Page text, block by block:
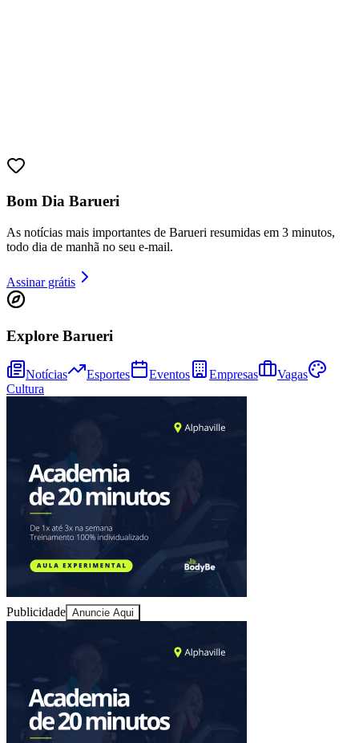
Fortaleza
Bom Dia Barueri
As notícias mais importantes de Barueri resumidas em 3 minutos,
todo dia de manhã no seu e-mail.
Assinar grátis
Explore Barueri
Notícias Esportes Eventos Empresas
Vagas
Cultura
Publicidade Anuncie Aqui